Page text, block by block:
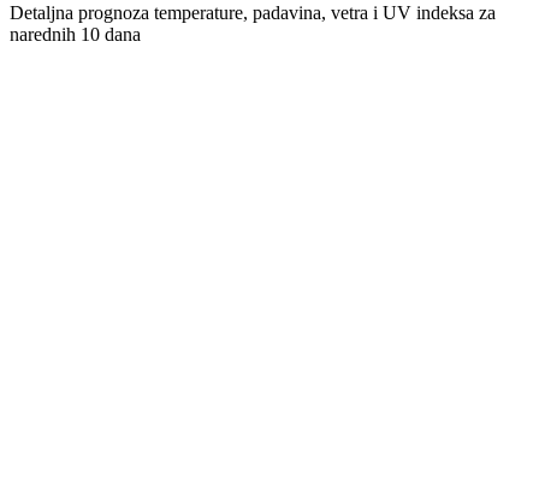
Detaljna prognoza temperature, padavina, vetra i UV indeksa za
narednih 10 dana